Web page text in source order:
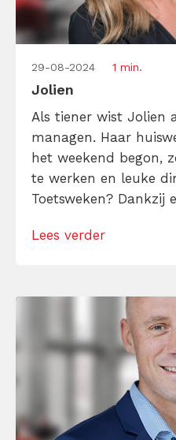
29-08-2024 1 min.
Jolien
Als tiener wist Jolien
managen. Haar
het weekend begon,
te werken en leuke
Toetsweken? Dankzij
Die ijzersterke
tekstschrijver […]
Lees verder